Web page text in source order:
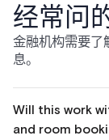
经常问
金融机构需要了
息。
Will this work
and room